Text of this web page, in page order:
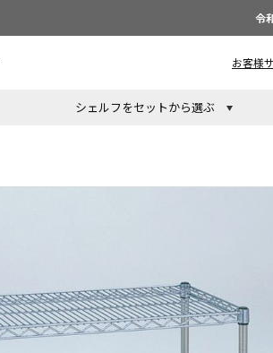
令
お客様
シェルフをセットから選ぶ